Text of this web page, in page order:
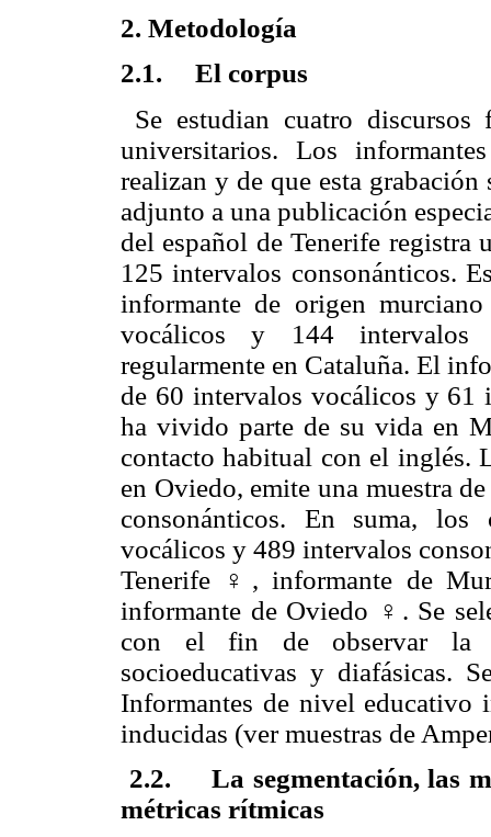
2. Metodología
2.1. El corpus
Se estudian cuatro discursos
universitarios. Los
realizan y de que esta
adjunto a una publicación
del español de Tenerife registra
125 intervalos consonánticos.
informante de origen
vocálicos y 144 intervalos
regularmente en Cataluña. El
de 60 intervalos vocálicos y 61
ha vivido parte de su vida en
contacto habitual con el inglés.
en Oviedo, emite una muestra
consonánticos. En suma, los
vocálicos y 489 intervalos
Tenerife ♀, informante de
informante de Oviedo ♀. Se
con el fin de observar la
socioeducativas y diafásicas.
Informantes de nivel educativo
inducidas (ver muestras de
2.2. La segmentación, las
métricas rítmicas